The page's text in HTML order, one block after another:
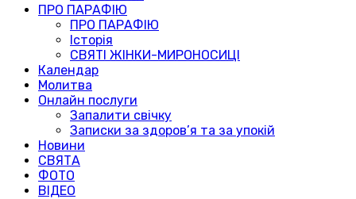
ПРО ПАРАФІЮ
ПРО ПАРАФІЮ
Історія
СВЯТІ ЖІНКИ-МИРОНОСИЦІ
Календар
Молитва
Онлайн послуги
Запалити свічку
Записки за здоров’я та за упокій
Новини
СВЯТА
ФОТО
ВІДЕО